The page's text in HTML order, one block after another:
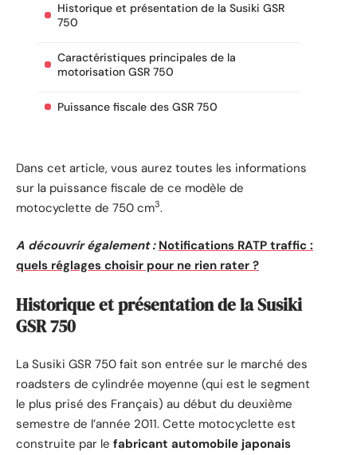
Historique et présentation de la Susiki GSR
750
Caractéristiques principales de la
motorisation GSR 750
Puissance fiscale des GSR 750
Dans cet article, vous aurez toutes les informations
sur la puissance fiscale de ce modèle de
motocyclette de 750 cm3.
A découvrir également : Notifications RATP traffic :
quels réglages choisir pour ne rien rater ?
Historique et présentation de la Susiki
GSR 750
La Susiki GSR 750 fait son entrée sur le marché des
roadsters de cylindrée moyenne (qui est le segment
le plus prisé des Français) au début du deuxième
semestre de l’année 2011. Cette motocyclette est
construite par le fabricant automobile japonais